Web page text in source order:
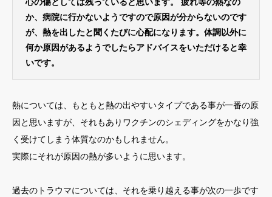
か、病院に行かないようですので原因が分からないのです
が、熱を出したと聞くたびに心配になります。体調以外に
何か原因があるようでしたらアドバイスをいただけると幸
いです。
熱については、もともと熱の出やすいタイプである事が一番の原
因と思いますが、それもありワクチンのシェディングをかなり強
く受けてしまう体質なのかもしれません。
実際にそれが原因の熱が多いように思います。
過去のトラウマについては、それを乗り越える事が次の一歩です